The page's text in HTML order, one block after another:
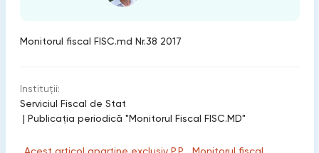
Monitorul fiscal FISC.md Nr.38 2017
Instituții:
Serviciul Fiscal de Stat
| Publicaţia periodică "Monitorul Fiscal FISC.MD"